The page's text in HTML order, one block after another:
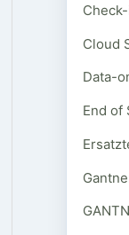
Cloud
Data-
End of